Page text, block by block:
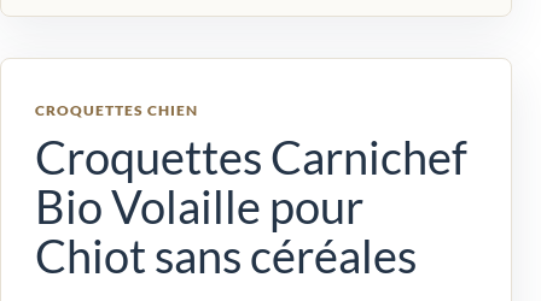
CROQUETTES CHIEN
Croquettes Carnichef
Bio Volaille pour
Chiot sans céréales